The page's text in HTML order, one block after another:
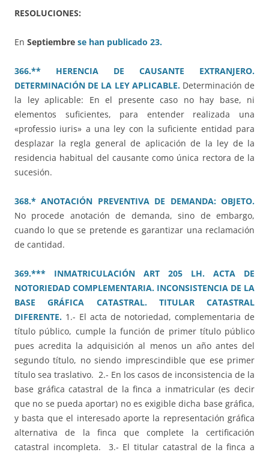
RESOLUCIONES:
En Septiembre se han publicado 23.
366.** HERENCIA DE CAUSANTE EXTRANJERO.
DETERMINACIÓN DE LA LEY APLICABLE.Determinación de
la ley aplicable: En el presente caso no hay base, ni
elementos suficientes, para entender realizada una
«professio iuris» a una ley con la suficiente entidad para
desplazar la regla general de aplicación de la ley de la
residencia habitual del causante como única rectora de la
sucesión.
368.* ANOTACIÓN PREVENTIVA DE DEMANDA: OBJETO.
No procede anotación de demanda, sino de embargo,
cuando lo que se pretende es garantizar una reclamación
de cantidad.
369.*** INMATRICULACIÓN ART 205 LH. ACTA DE
NOTORIEDAD COMPLEMENTARIA. INCONSISTENCIA DE LA
BASE GRÁFICA CATASTRAL. TITULAR CATASTRAL
DIFERENTE. 1.- El acta de notoriedad, complementaria de
título público, cumple la función de primer título público
pues acredita la adquisición al menos un año antes del
segundo título, no siendo imprescindible que ese primer
título sea traslativo. 2.- En los casos de inconsistencia de la
base gráfica catastral de la finca a inmatricular (es decir
que no se pueda aportar) no es exigible dicha base gráfica,
y basta que el interesado aporte la representación gráfica
alternativa de la finca que complete la certificación
catastral incompleta. 3.- El titular catastral de la finca a